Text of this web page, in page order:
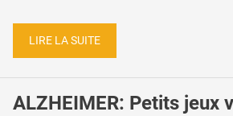
LIRE LA SUITE
ALZHEIMER: Petits jeux